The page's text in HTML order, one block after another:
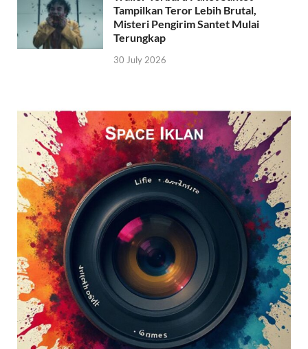
Tampilkan Teror Lebih Brutal,
Misteri Pengirim Santet Mulai
Terungkap
30 July 2026